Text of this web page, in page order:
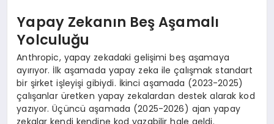
Yapay Zekanın Beş Aşamalı
Yolculuğu
Anthropic, yapay zekadaki gelişimi beş aşamaya
ayırıyor. İlk aşamada yapay zeka ile çalışmak standart
bir şirket işleyişi gibiydi. İkinci aşamada (2023-2025)
çalışanlar üretken yapay zekalardan destek alarak kod
yazıyor. Üçüncü aşamada (2025-2026) ajan yapay